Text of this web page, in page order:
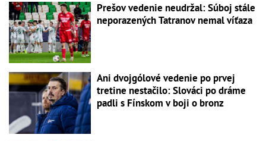
Prešov vedenie neudržal: Súboj stále
neporazených Tatranov nemal víťaza
Ani dvojgólové vedenie po prvej
tretine nestačilo: Slováci po dráme
padli s Fínskom v boji o bronz